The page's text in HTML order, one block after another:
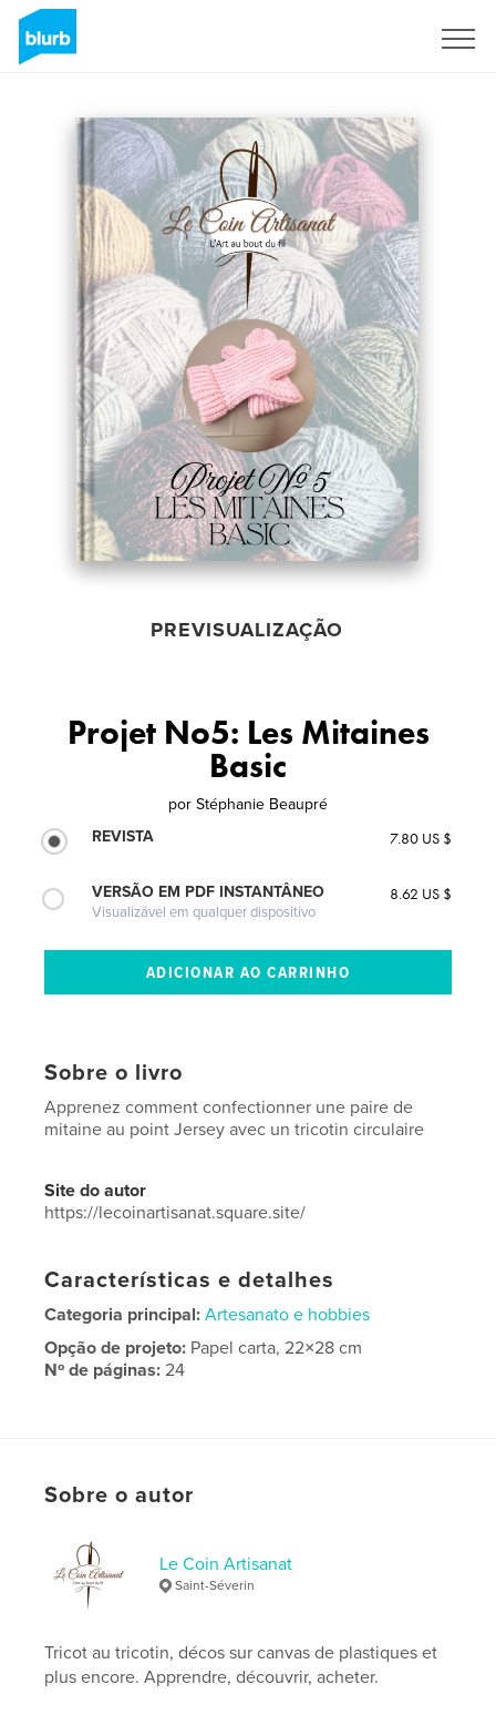
PREVISUALIZAÇÃO
Projet No5: Les Mitaines
Basic
por Stéphanie Beaupré
REVISTA
7.80 US $
VERSÃO EM PDF INSTANTÂNEO
Visualizável em qualquer dispositivo
8.62 US $
Sobre o livro
Apprenez comment confectionner une paire de
mitaine au point Jersey avec un tricotin circulaire
Site do autor
https://lecoinartisanat.square.site/
Características e detalhes
Categoria principal: Artesanato e hobbies
Opção de projeto: Papel carta, 22×28 cm
Nº de páginas:24
laine , tricotin
Sobre o autor
Le Coin Artisanat
Saint-Séverin
Tricot au tricotin, décos sur canvas de plastiques et
plus encore. Apprendre, découvrir, acheter.